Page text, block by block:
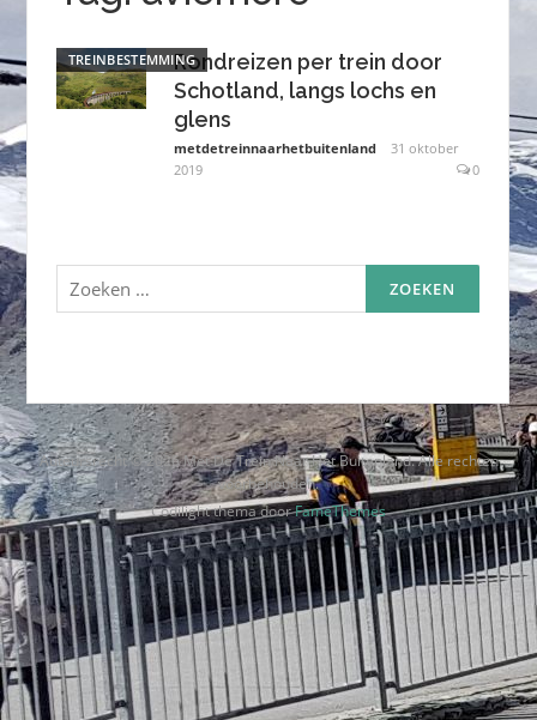
TREINBESTEMMINGRondreizen per trein door
Schotland, langs lochs en
glens
metdetreinnaarhetbuitenland
31 oktober
2019
0
Zoeken
naar:
Auteursrecht © 2026 Met De Trein Naar Het Buitenland. Alle rechten
voorbehouden.
Codilight thema doorFameThemes